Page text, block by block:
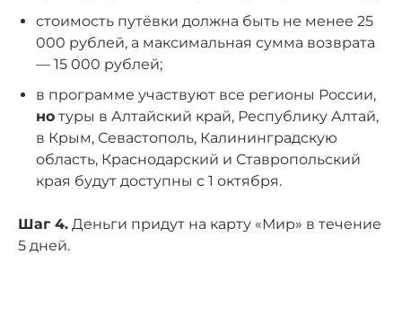
стоимость путёвки должна быть не менее 25
000 рублей, а максимальная сумма возврата
— 15 000 рублей;
в программе участвуют все регионы России,
но туры в Алтайский край, Республику Алтай,
в Крым, Севастополь, Калининградскую
область, Краснодарский и Ставропольский
края будут доступны с 1 октября.
Шаг 4. Деньги придут на карту «Мир» в течение
5 дней.